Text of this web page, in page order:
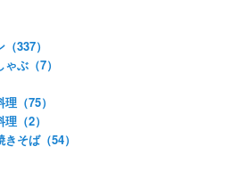
337）
ぶ（7）
（75）
（2）
そば（54）